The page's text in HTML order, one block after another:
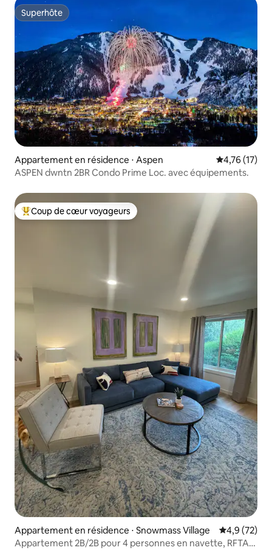
Superhôte
Superhôte
Appartement en résidence ⋅ Aspen Évaluation
4,76 (17)
ASPEN dwntn 2BR Condo Prime Loc. avec équipements.
Coups de cœur voyageurs les plus appréciés
Coup de cœur voyageurs
Appartement en résidence ⋅ Snowmass Village Évaluation
4,9 (72)
Appartement 2B/2B pour 4 personnes en navette, RFTA